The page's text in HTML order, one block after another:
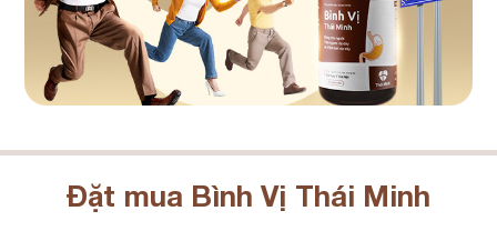
Đặt mua Bình Vị Thái Minh